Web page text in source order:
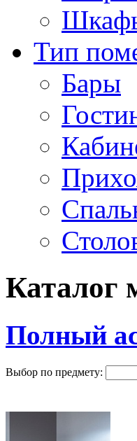
Тип
Бары
Каталог
Полный
Выбор по предмету: